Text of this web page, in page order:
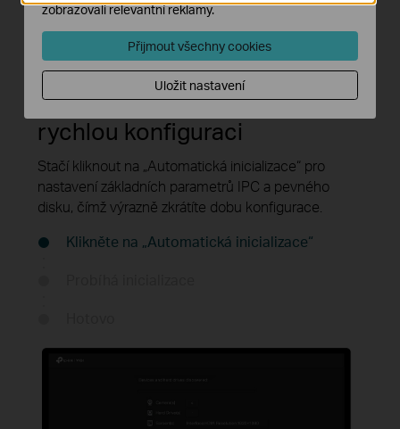
Automatická inicializace pro
rychlou konfiguraci
Stačí kliknout na „Automatická inicializace“ pro
nastavení základních parametrů IPC a pevného
disku, čímž výrazně zkrátíte dobu konfigurace.
Klikněte na „Automatická inicializace“
zobrazovali relevantní reklamy.
Přijmout všechny cookies
Uložit nastavení